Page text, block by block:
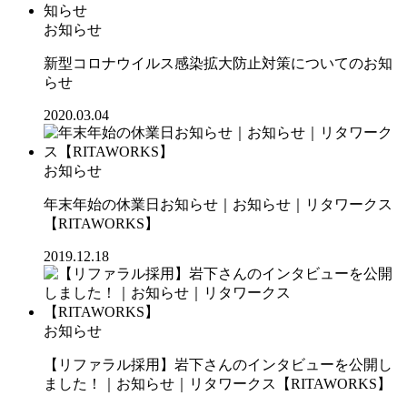
お知らせ
新型コロナウイルス感染拡大防止対策についてのお知
らせ
2020.03.04
お知らせ
年末年始の休業日お知らせ｜お知らせ｜リタワークス
【RITAWORKS】
2019.12.18
お知らせ
【リファラル採用】岩下さんのインタビューを公開し
ました！｜お知らせ｜リタワークス【RITAWORKS】